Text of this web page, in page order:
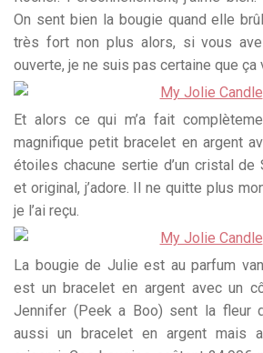
On sent bien la bougie quand elle
très fort non plus alors, si vous
ouverte, je ne suis pas certaine que ça
Et alors ce qui m’a fait
magnifique petit bracelet en argent
étoiles chacune sertie d’un cristal
et original, j’adore. Il ne quitte plus
je l’ai reçu.
La bougie de Julie est au parfum
est un bracelet en argent avec un
Jennifer (Peek a Boo) sent la fleur
aussi un bracelet en argent mais